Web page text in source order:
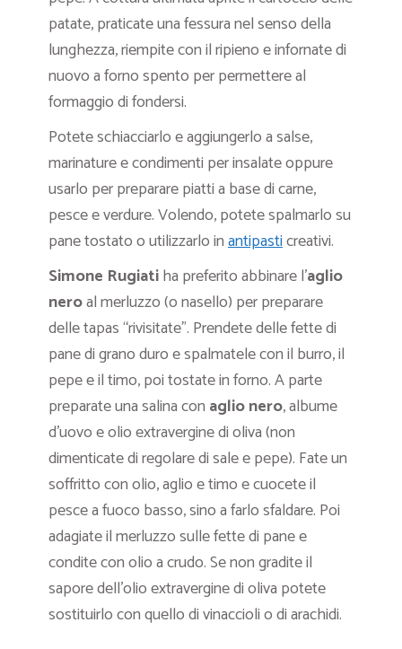
patate, praticate una fessura nel senso della
lunghezza, riempite con il ripieno e infornate di
nuovo a forno spento per permettere al
formaggio di fondersi.
Potete schiacciarlo e aggiungerlo a salse,
marinature e condimenti per insalate oppure
usarlo per preparare piatti a base di carne,
pesce e verdure. Volendo, potete spalmarlo su
pane tostato o utilizzarlo inantipasticreativi.
Simone Rugiatiha preferito abbinare l’aglio
neroal merluzzo (o nasello) per preparare
delle tapas “rivisitate”. Prendete delle fette di
pane di grano duro e spalmatele con il burro, il
pepe e il timo, poi tostate in forno. A parte
preparate una salina con aglio nero, albume
d’uovo e olio extravergine di oliva (non
dimenticate di regolare di sale e pepe). Fate un
soffritto con olio, aglio e timo e cuocete il
pesce a fuoco basso, sino a farlo sfaldare. Poi
adagiate il merluzzo sulle fette di pane e
condite con olio a crudo. Se non gradite il
sapore dell’olio extravergine di oliva potete
sostituirlo con quello di vinaccioli o di arachidi.